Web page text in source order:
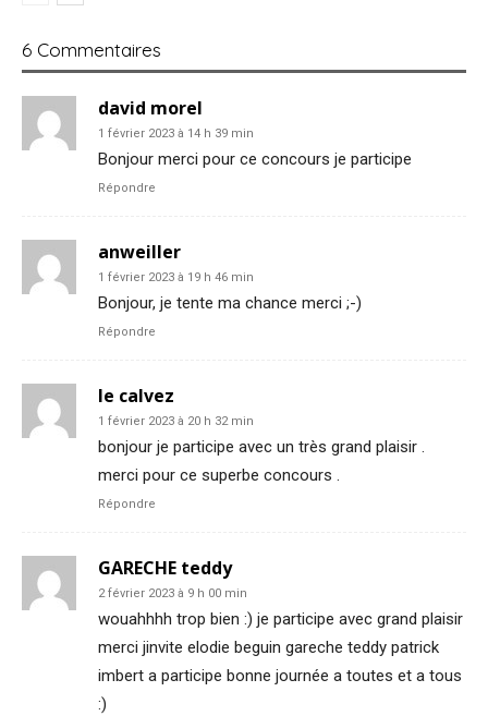
6 Commentaires
david morel
1 février 2023 à 14 h 39 min
Bonjour merci pour ce concours je participe
Répondre
anweiller
1 février 2023 à 19 h 46 min
Bonjour, je tente ma chance merci ;-)
Répondre
le calvez
1 février 2023 à 20 h 32 min
bonjour je participe avec un très grand plaisir .
merci pour ce superbe concours .
Répondre
GARECHE teddy
2 février 2023 à 9 h 00 min
wouahhhh trop bien :) je participe avec grand plaisir
merci jinvite elodie beguin gareche teddy patrick
imbert a participe bonne journée a toutes et a tous
:)